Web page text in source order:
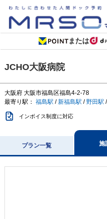
または
JCHO大阪病院
大阪府 大阪市福島区福島4-2-78
最寄り駅： 福島駅 /新福島駅 /野田駅 /
インボイス制度に対応
プラン一覧 施